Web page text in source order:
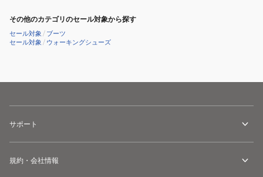
その他のカテゴリのセール対象から探す
セール対象 / ブーツ
セール対象 / ウォーキングシューズ
サポート
規約・会社情報